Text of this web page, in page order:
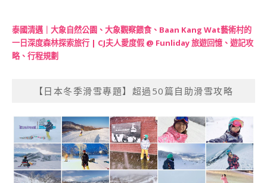
泰國清邁｜大象自然公園、大象觀察餵食、Baan Kang Wat藝術村的
一日深度森林探索旅行 | CJ夫人愛度假 @ Funliday 旅遊回憶、遊記攻
略、行程規劃
【日本冬季滑雪專題】超過50篇自助滑雪攻略